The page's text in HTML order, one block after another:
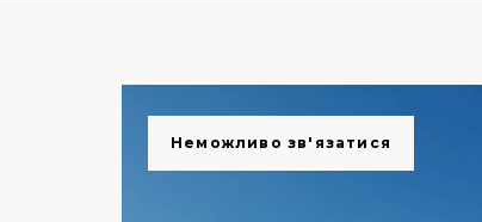
Неможливо зв'язатися